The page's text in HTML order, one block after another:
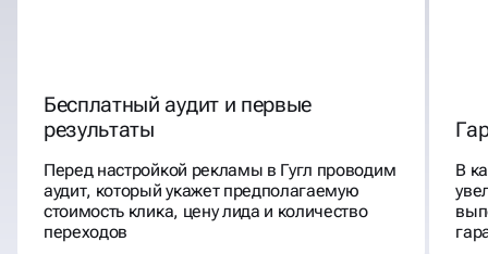
Бесплатный аудит и первые
результаты
Перед настройкой рекламы в Гугл проводим
аудит, который укажет предполагаемую
стоимость клика, цену лида и количество
переходов
В